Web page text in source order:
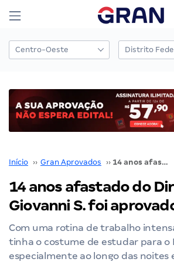
Início ›› Gran Aprovados ›› 14 anos afastado do Direito, Giovanni S. foi aprovado na OAB!
14 anos afastado do
Giovanni S. foi
Com uma rotina de trabalho
tinha o costume de estudar para o
especialmente ao longo das noites